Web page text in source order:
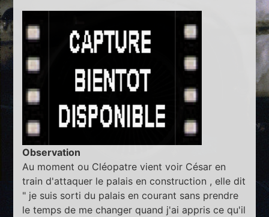
Observation
Au moment ou Cléopatre vient voir César en
train d'attaquer le palais en construction , elle dit
" je suis sorti du palais en courant sans prendre
le temps de me changer quand j'ai appris ce qu'il